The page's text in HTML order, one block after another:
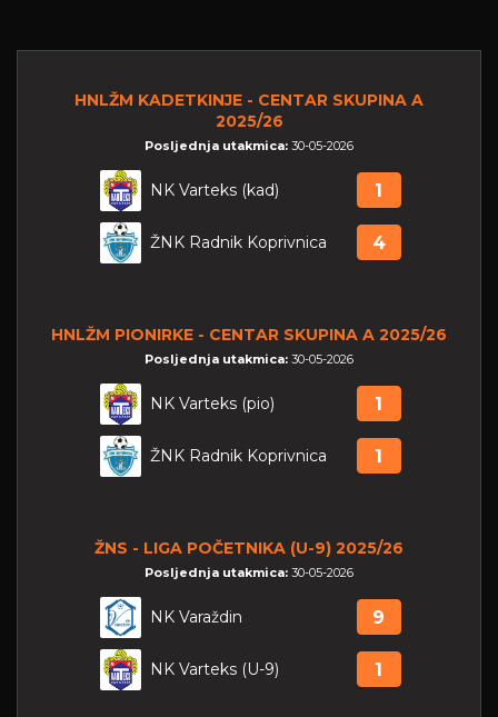
HNLŽM KADETKINJE - CENTAR SKUPINA A
2025/26
Posljednja utakmica: 30-05-2026
NK Varteks (kad) 1
ŽNK Radnik Koprivnica 4
HNLŽM PIONIRKE - CENTAR SKUPINA A 2025/26
Posljednja utakmica: 30-05-2026
NK Varteks (pio) 1
ŽNK Radnik Koprivnica 1
ŽNS - LIGA POČETNIKA (U-9) 2025/26
Posljednja utakmica: 30-05-2026
NK Varaždin 9
NK Varteks (U-9) 1